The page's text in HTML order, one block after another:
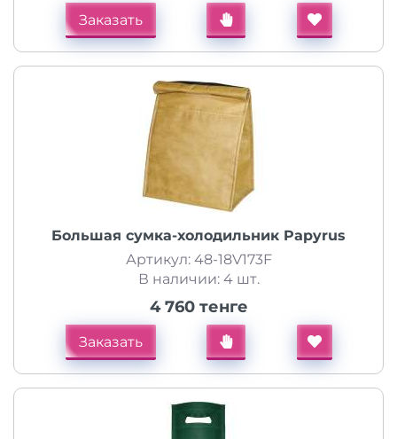
Заказать
Большая сумка-холодильник Papyrus
Артикул: 48-18V173F
В наличии: 4 шт.
4 760 тенге
Заказать